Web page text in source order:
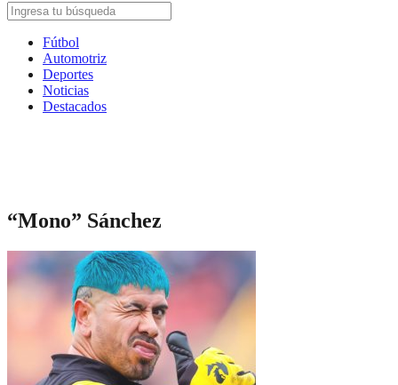
Fútbol
Automotriz
Deportes
Noticias
Destacados
“Mono” Sánchez